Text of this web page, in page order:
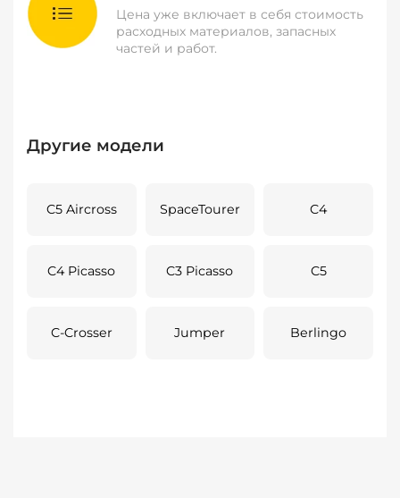
Цена уже включает в себя стоимость
расходных материалов, запасных
частей и работ.
Другие модели
C5 Aircross SpaceTourer C4
C4 Picasso C3 Picasso C5
C-Crosser Jumper Berlingo